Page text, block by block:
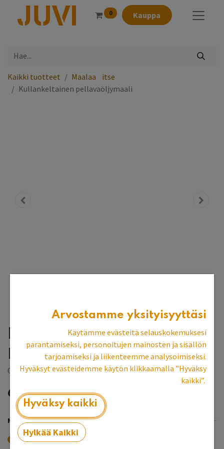
0 Kauppa
Kaikki tuotteet
Maalaa⠀itse
Kullankeltainen pellavaöljymaali
Kullankeltainen
pellavaöljymaali
Ottosson färgmakeri
6,37€
MÄÄRÄ
0,1 L 0,125 L
Arvostamme yksityisyyttäsi
Käytämme evästeitä selauskokemuksesi
parantamiseksi, personoitujen mainosten ja sisällön
tarjoamiseksi ja liikenteemme analysoimiseksi.
Hyväksyt evästeidemme käytön klikkaamalla ”Hyväksy
kaikki”.
Hyväksy kaikki
Hylkää Kaikki